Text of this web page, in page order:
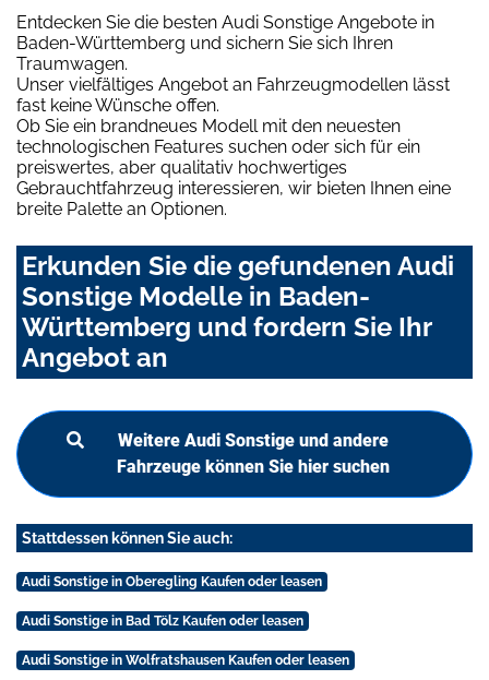
Entdecken Sie die besten Audi Sonstige Angebote in
Baden-Württemberg und sichern Sie sich Ihren
Traumwagen.
Unser vielfältiges Angebot an Fahrzeugmodellen lässt
fast keine Wünsche offen.
Ob Sie ein brandneues Modell mit den neuesten
technologischen Features suchen oder sich für ein
preiswertes, aber qualitativ hochwertiges
Gebrauchtfahrzeug interessieren, wir bieten Ihnen eine
breite Palette an Optionen.
Erkunden Sie die gefundenen Audi
Sonstige Modelle in Baden-
Württemberg und fordern Sie Ihr
Angebot an
Weitere Audi Sonstige und andere
Fahrzeuge können Sie hier suchen
Stattdessen können Sie auch:
Audi Sonstige in Oberegling Kaufen oder leasen
Audi Sonstige in Bad Tölz Kaufen oder leasen
Audi Sonstige in Wolfratshausen Kaufen oder leasen